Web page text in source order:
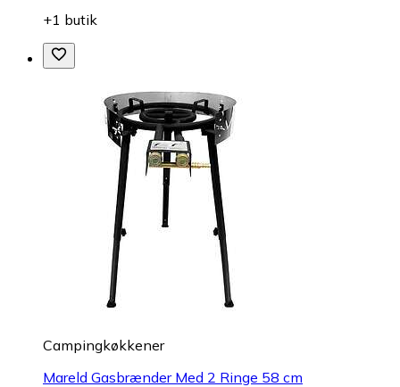
+1 butik
Campingkøkkener
Mareld Gasbrænder Med 2 Ringe 58 cm